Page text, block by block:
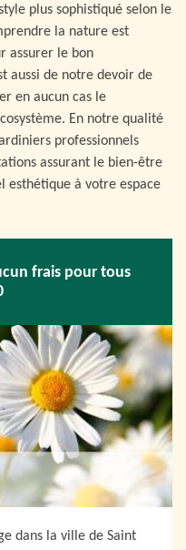
plus sophistiqué selon le
la nature est
assurer le bon
aussi de notre devoir de
en aucun cas le
En notre qualité
professionnels
assurant le bien-être
esthétique à votre espace
frais pour tous
dans la ville de Saint